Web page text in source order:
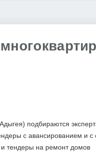
подбираются
с авансированием и
тендеры на ремонт домов